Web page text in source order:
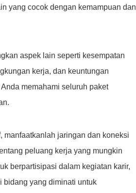
yang cocok dengan kemampuan dan
aspek lain seperti kesempatan
kerja, dan keuntungan
memahami seluruh paket
manfaatkanlah jaringan dan koneksi
peluang kerja yang mungkin
berpartisipasi dalam kegiatan karir,
bidang yang diminati untuk